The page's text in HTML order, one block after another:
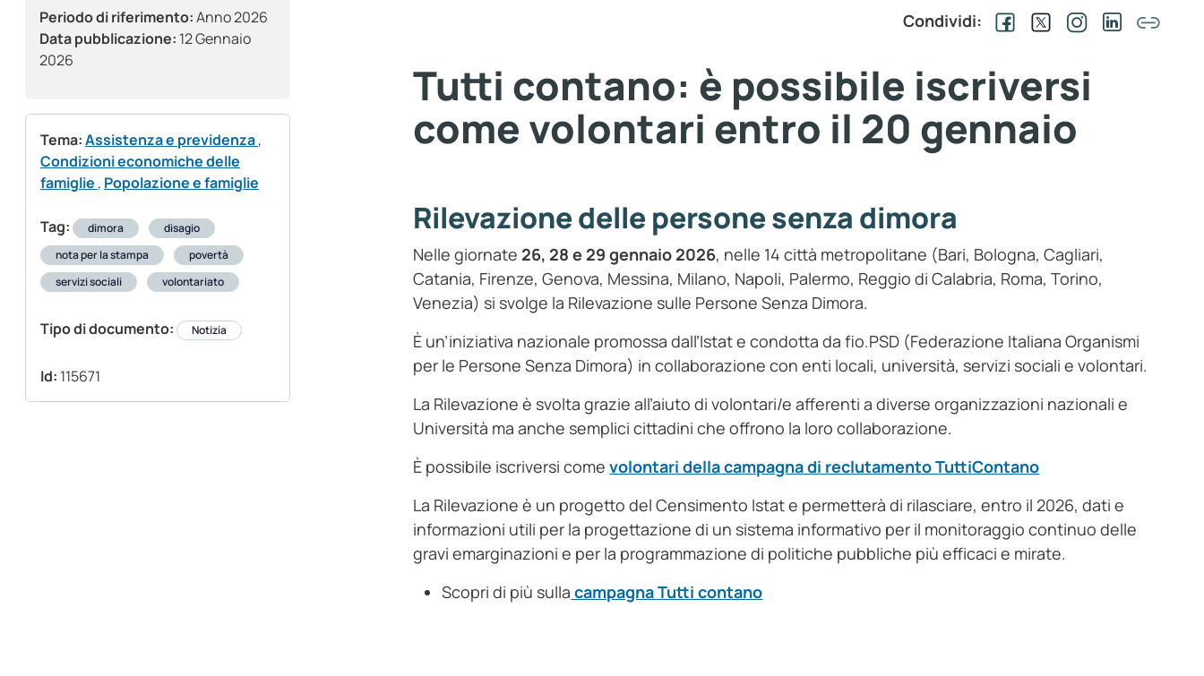
Periodo di riferimento:Anno 2026
Data pubblicazione: 12 Gennaio
2026
Tema:Assistenza e previdenza,
Condizioni economiche delle
famiglie , Popolazione e famiglie
Tag: dimora
disagio
nota per la stampa
povertà
servizi sociali
volontariato
Tipo di documento: Notizia
Id: 115671
Condividi:
Tutti contano: è possibile iscriversi
come volontari entro il 20 gennaio
Rilevazione delle persone senza dimora
Nelle giornate 26, 28 e 29 gennaio 2026, nelle 14 città metropolitane (Bari, Bologna, Cagliari,
Catania, Firenze, Genova, Messina, Milano, Napoli, Palermo, Reggio di Calabria, Roma, Torino,
Venezia) si svolge la Rilevazione sulle Persone Senza Dimora.
È un’iniziativa nazionale promossa dall’Istat e condotta da fio.PSD (Federazione Italiana Organismi
per le Persone Senza Dimora) in collaborazione con enti locali, università, servizi sociali e volontari.
La Rilevazione è svolta grazie all’aiuto di volontari/e afferenti a diverse organizzazioni nazionali e
Università ma anche semplici cittadini che offrono la loro collaborazione.
È possibile iscriversi comevolontari della campagna di reclutamento TuttiContano
La Rilevazione è un progetto del Censimento Istat e permetterà di rilasciare, entro il 2026, dati e
informazioni utili per la progettazione di un sistema informativo per il monitoraggio continuo delle
gravi emarginazioni e per la programmazione di politiche pubbliche più efficaci e mirate.
Scopri di più sulla campagna Tutti contano